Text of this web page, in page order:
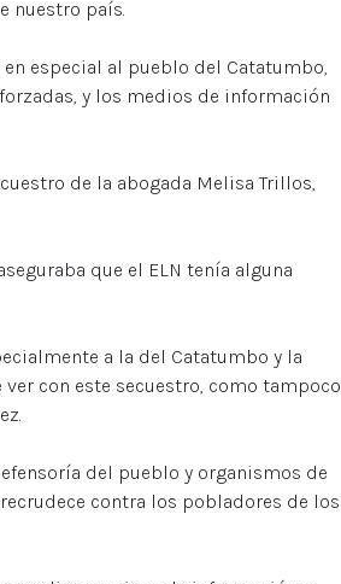
nuestro país.
especial al pueblo del Catatumbo,
y los medios de información
de la abogada Melisa Trillos,
que el ELN tenía alguna
a la del Catatumbo y la
con este secuestro, como tampoco
del pueblo y organismos de
contra los pobladores de los